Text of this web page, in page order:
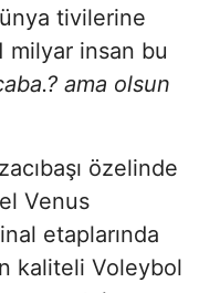
tivilerine
milyar insan bu
ama olsun
özelinde
Venus
etaplarında
kaliteli Voleybol